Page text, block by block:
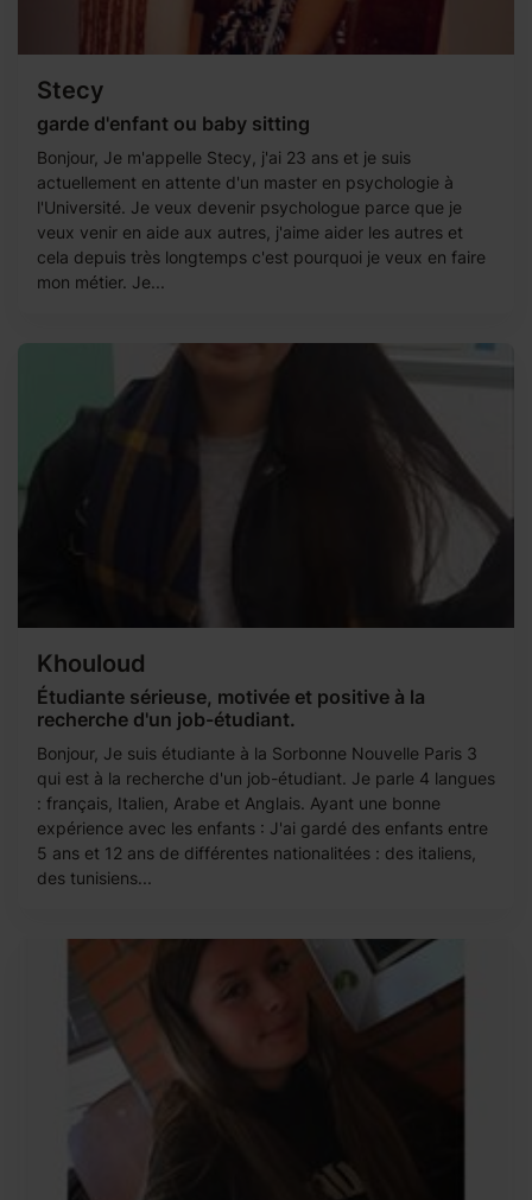
Stecy
garde d'enfant ou baby sitting
Bonjour, Je m'appelle Stecy, j'ai 23 ans et je suis
actuellement en attente d'un master en psychologie à
l'Université. Je veux devenir psychologue parce que je
veux venir en aide aux autres, j'aime aider les autres et
cela depuis très longtemps c'est pourquoi je veux en faire
mon métier. Je...
Khouloud
Étudiante sérieuse, motivée et positive à la
recherche d'un job-étudiant.
Bonjour, Je suis étudiante à la Sorbonne Nouvelle Paris 3
qui est à la recherche d'un job-étudiant. Je parle 4 langues
: français, Italien, Arabe et Anglais. Ayant une bonne
expérience avec les enfants : J'ai gardé des enfants entre
5 ans et 12 ans de différentes nationalitées : des italiens,
des tunisiens...